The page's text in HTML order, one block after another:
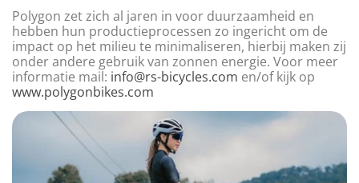
Polygon zet zich al jaren in voor duurzaamheid en
hebben hun productieprocessen zo ingericht om de
impact op het milieu te minimaliseren, hierbij maken zij
onder andere gebruik van zonnen energie. Voor meer
informatie mail: info@rs-bicycles.com en/of kijk op
www.polygonbikes.com